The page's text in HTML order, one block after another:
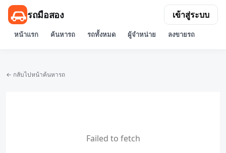
รถมือสอง
หน้าแรก ค้นหารถ รถทั้งหมด ผู้จำหน่าย ลงขายรถ
เข้าสู่ระบบ
← กลับไปหน้าค้นหารถ
Failed to fetch